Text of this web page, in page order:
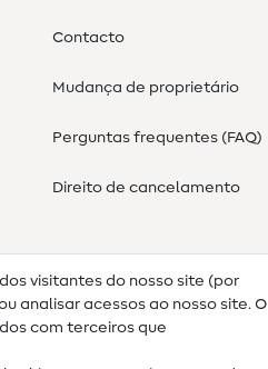
Contacto
Mudança de proprietário
Perguntas frequentes (FAQ)
Direito de cancelamento
visitantes do nosso site (por
analisar acessos ao nosso site. O
com terceiros que